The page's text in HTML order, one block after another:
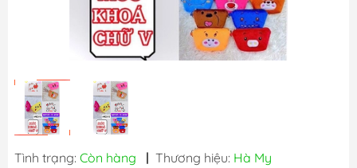
Tình trạng: Còn hàng | Thương hiệu: Hà My